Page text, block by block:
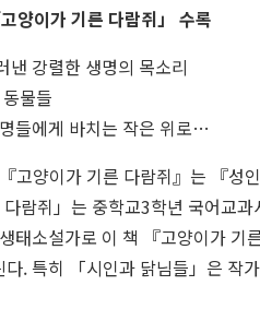
양이가 기른 다람쥐」 수록
낸 강렬한 생명의 목소리
물들
들에게 바치는 작은 위로…
고양이가 기른 다람쥐』는 『
람쥐」는 중학교3학년 국어교
태소설가로 이 책 『고양이가
. 특히 「시인과 닭님들」은 작